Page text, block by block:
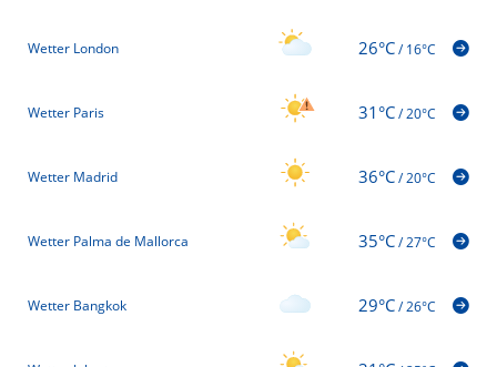
Wetter London 26°C/16°C
Wetter Paris 31°C/20°C
Wetter Madrid 36°C/20°C
Wetter Palma de Mallorca 35°C/27°C
Wetter Bangkok 29°C/26°C